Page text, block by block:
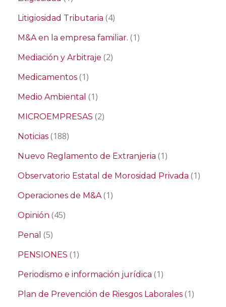
Litigiosidad Tributaria (4)
M&A en la empresa familiar. (1)
Mediación y Arbitraje (2)
Medicamentos (1)
Medio Ambiental (1)
MICROEMPRESAS (2)
Noticias (188)
Nuevo Reglamento de Extranjeria (1)
Observatorio Estatal de Morosidad Privada (1)
Operaciones de M&A(1)
Opinión (45)
Penal (5)
PENSIONES (1)
Periodismo e información jurídica (1)
Plan de Prevención de Riesgos Laborales (1)